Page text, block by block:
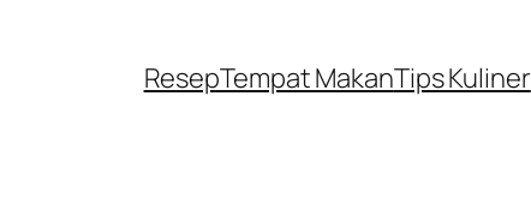
ResepTempat MakanTips Kuliner